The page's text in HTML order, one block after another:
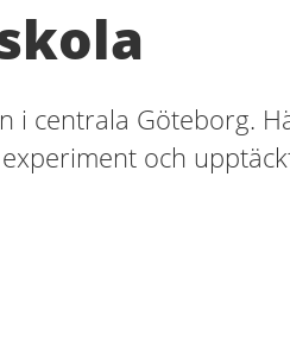
i centrala Göteborg.
och